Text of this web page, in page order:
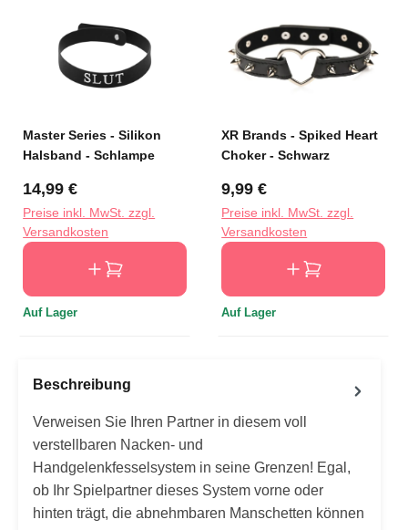
Master Series - Silikon
Halsband - Schlampe
Regulärer Preis:
14,99 €
Preise inkl. MwSt. zzgl.
Versandkosten
Auf Lager
XR Brands - Spiked Heart
Choker - Schwarz
Regulärer Preis:
9,99 €
Preise inkl. MwSt. zzgl.
Versandkosten
Auf Lager
Beschreibung
Verweisen Sie Ihren Partner in diesem voll
verstellbaren Nacken- und
Handgelenkfesselsystem in seine Grenzen! Egal,
ob Ihr Spielpartner dieses System vorne oder
hinten trägt, die abnehmbaren Manschetten können